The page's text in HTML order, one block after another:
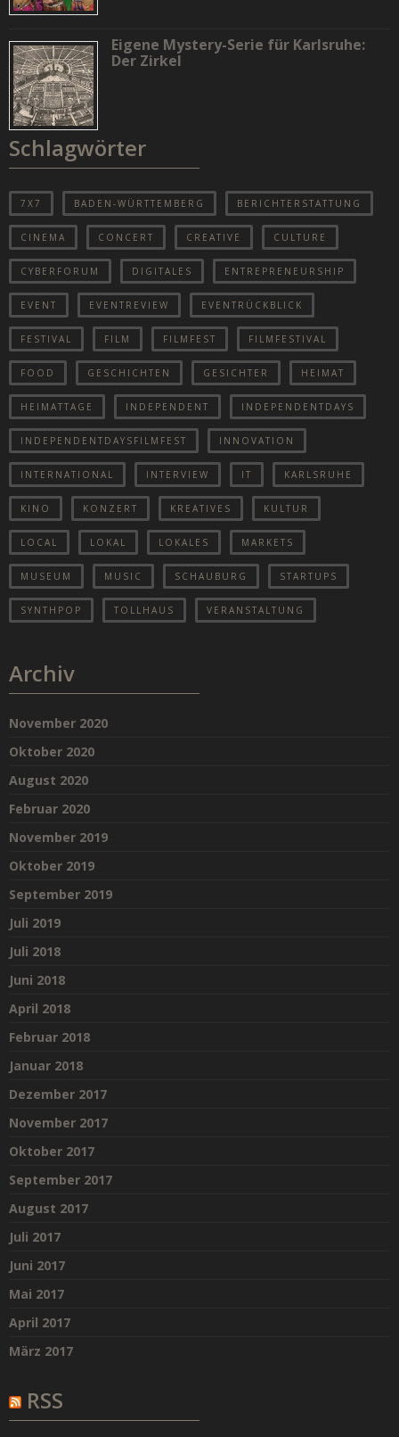
Eigene Mystery-Serie für Karlsruhe:
Der Zirkel
Schlagwörter
7X7 BADEN-WÜRTTEMBERG BERICHTERSTATTUNG
CINEMA CONCERT CREATIVE CULTURE
CYBERFORUM DIGITALES ENTREPRENEURSHIP
EVENT EVENTREVIEW EVENTRÜCKBLICK
FESTIVAL FILM FILMFEST FILMFESTIVAL
FOOD GESCHICHTEN GESICHTER HEIMAT
HEIMATTAGE INDEPENDENT INDEPENDENTDAYS
INDEPENDENTDAYSFILMFEST INNOVATION
INTERNATIONAL INTERVIEW IT KARLSRUHE
KINO KONZERT KREATIVES KULTUR
LOCAL LOKAL LOKALES MARKETS
MUSEUM MUSIC SCHAUBURG STARTUPS
SYNTHPOP TOLLHAUS VERANSTALTUNG
Archiv
November 2020
Oktober 2020
August 2020
Februar 2020
November 2019
Oktober 2019
September 2019
Juli 2019
Juli 2018
Juni 2018
April 2018
Februar 2018
Januar 2018
Dezember 2017
November 2017
Oktober 2017
September 2017
August 2017
Juli 2017
Juni 2017
Mai 2017
April 2017
März 2017
RSS